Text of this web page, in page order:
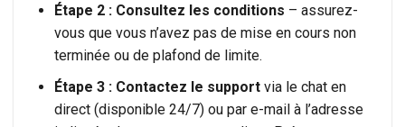
Étape 2 : Consultez les conditions – assurez-
vous que vous n’avez pas de mise en cours non
terminée ou de plafond de limite.
Étape 3 : Contactez le supportvia le chat en
direct (disponible 24/7) ou par e-mail à l’adresse